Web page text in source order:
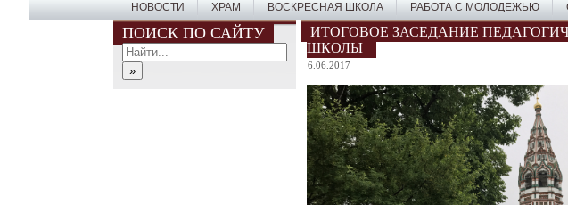
НОВОСТИ ХРАМ ВОСКРЕСНАЯ ШКОЛА РАБОТА С МОЛОДЕЖЬЮ
ПОИСК ПО САЙТУ
ИТОГОВОЕ ЗАСЕДАНИЕ
ШКОЛЫ
6.06.2017